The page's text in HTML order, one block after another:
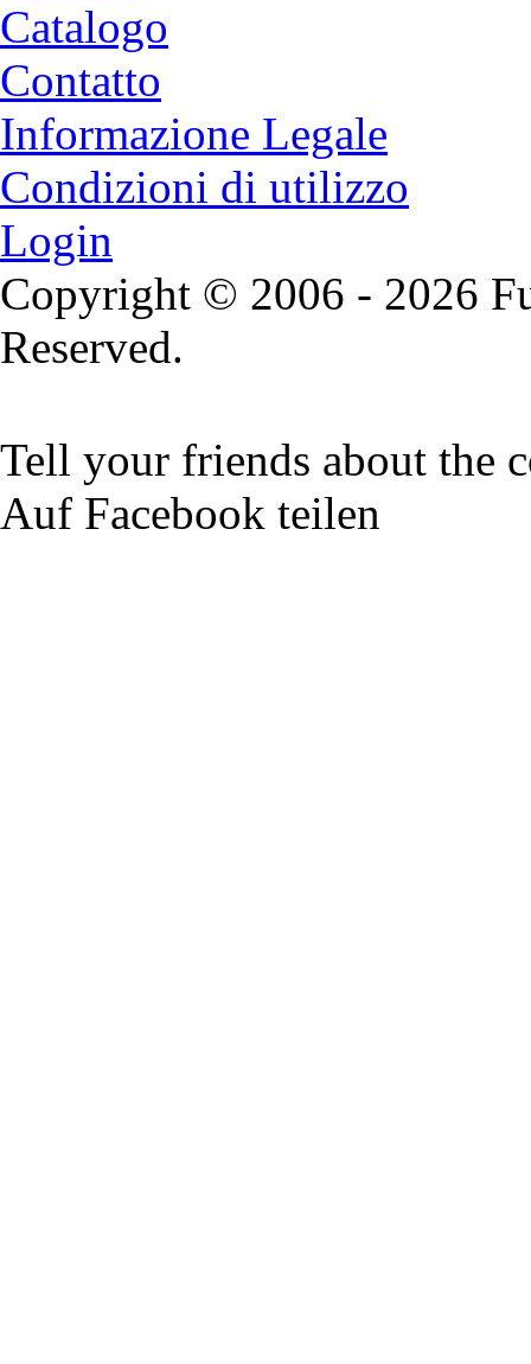
Catalogo
Contatto
Informazione Legale
Condizioni di utilizzo
Login
Copyright © 2006 - 2026
Reserved.
Tell your friends about the
Auf Facebook teilen